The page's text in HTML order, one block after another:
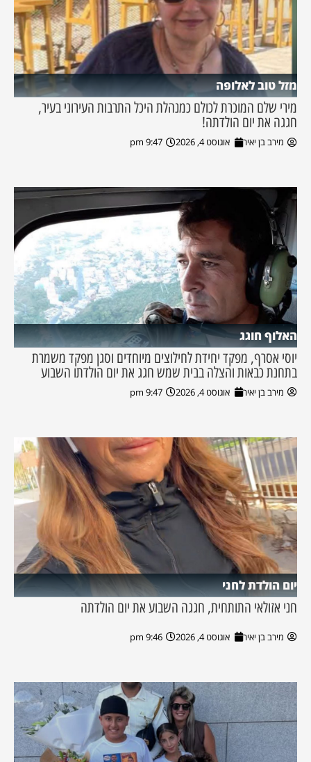
מזל טוב לאלופה
מירי שלם המוכרת לכולם כמנהלת היכל התרבות העירוני בעיר,
חגגה את יום הולדתה!
מירב בן יאיר אוגוסט 4, 2026 9:47 pm
האלוף חוגג
יוסי אסרף, מפקד יחידת לחילוצים מיוחדים וסגן מפקד משמרת
בתחנת כבאות והצלה בבית שמש חגג את יום הולדתו השבוע
מירב בן יאיר אוגוסט 4, 2026 9:47 pm
יום הולדת לחני
חני אזולאי התותחית, חגגה השבוע את יום הולדתה
מירב בן יאיר אוגוסט 4, 2026 9:46 pm